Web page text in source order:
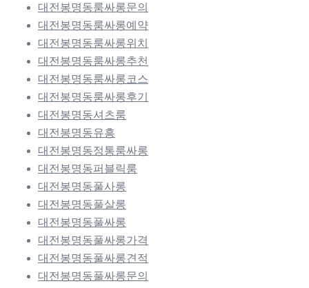
대전봉명동룸싸롱문의
대전봉명동룸싸롱예약
대전봉명동룸싸롱위치
대전봉명동룸싸롱추천
대전봉명동룸싸롱코스
대전봉명동룸싸롱후기
대전봉명동셔츠룸
대전봉명동유흥
대전봉명동정통룸싸롱
대전봉명동퍼블릭룸
대전봉명동풀사롱
대전봉명동풀살롱
대전봉명동풀싸롱
대전봉명동풀싸롱가격
대전봉명동풀싸롱견적
대전봉명동풀싸롱문의